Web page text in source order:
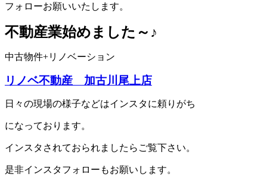
フォローお願いいたします。
不動産業始めました～♪
中古物件+リノベーション
リノベ不動産 加古川尾上店
日々の現場の様子などはインスタに頼りがち
になっております。
インスタされておられましたらご覧下さい。
是非インスタフォローもお願いします。